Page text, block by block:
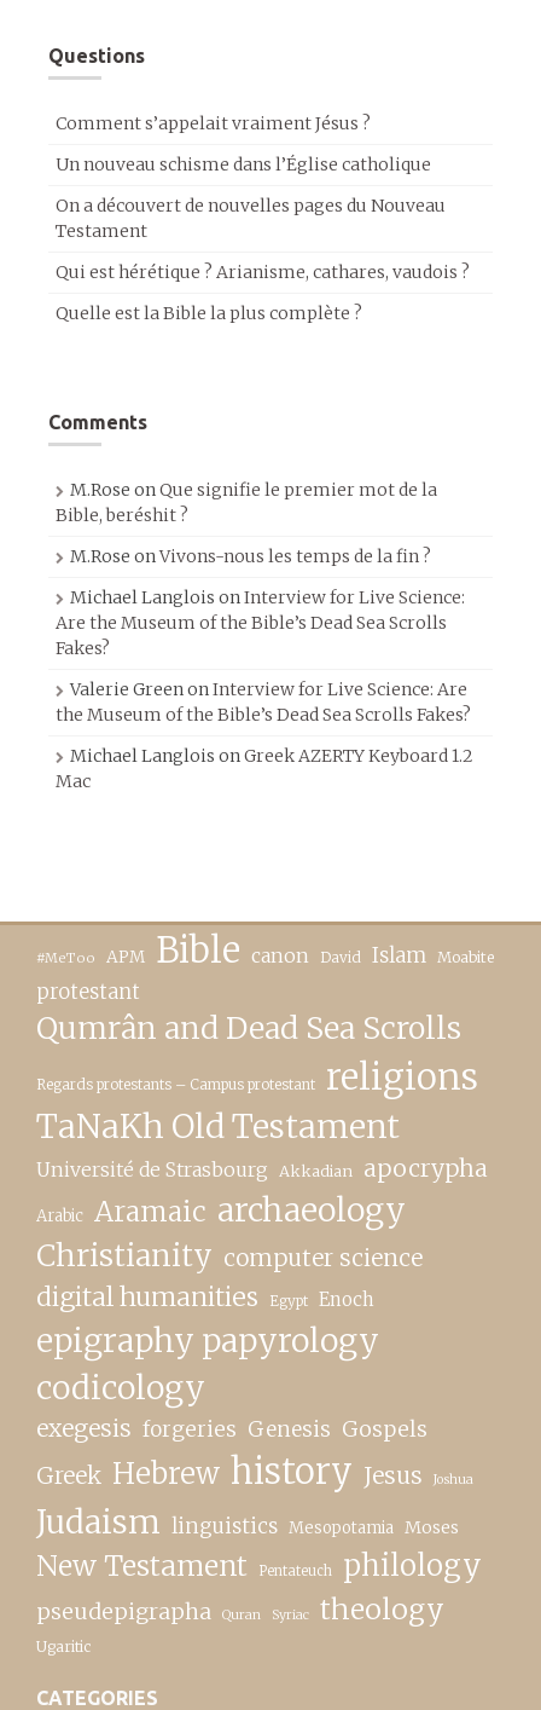
Questions
Comment s’appelait vraiment Jésus ?
Un nouveau schisme dans l’Église catholique
On a découvert de nouvelles pages du Nouveau
Testament
Qui est hérétique ? Arianisme, cathares, vaudois ?
Quelle est la Bible la plus complète ?
Comments
M.Rose onQue signifie le premier mot de la
Bible, beréshit ?
M.Rose onVivons-nous les temps de la fin ?
Michael Langlois onInterview for Live Science:
Are the Museum of the Bible’s Dead Sea Scrolls
Fakes?
Valerie GreenonInterview for Live Science: Are
the Museum of the Bible’s Dead Sea Scrolls Fakes?
Michael Langlois onGreek AZERTY Keyboard 1.2
Mac
#MeToo APM Bible canon David Islam Moabite
protestant
Qumrân and Dead Sea Scrolls
Regards protestants – Campus protestant religions
TaNaKh Old Testament
Université de Strasbourg Akkadian apocrypha
Arabic Aramaic archaeology
Christianity computer science
digital humanities Egypt Enoch
epigraphy papyrology
codicology
exegesis forgeries Genesis Gospels
Greek Hebrew history Jesus Joshua
Judaism linguistics Mesopotamia Moses
New Testament Pentateuch philology
pseudepigrapha Quran Syriac theology
Ugaritic
CATEGORIES